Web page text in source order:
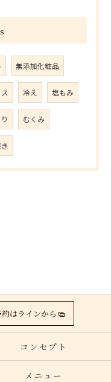
無添加化粧品
冷え 塩もみ
むくみ
約はラインから
コンセプト
メニュー